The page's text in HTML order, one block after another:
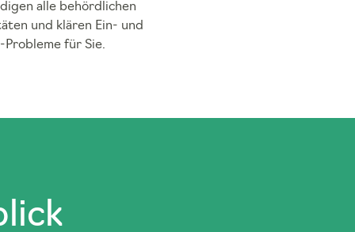
alle behördlichen
und klären Ein- und
für Sie.